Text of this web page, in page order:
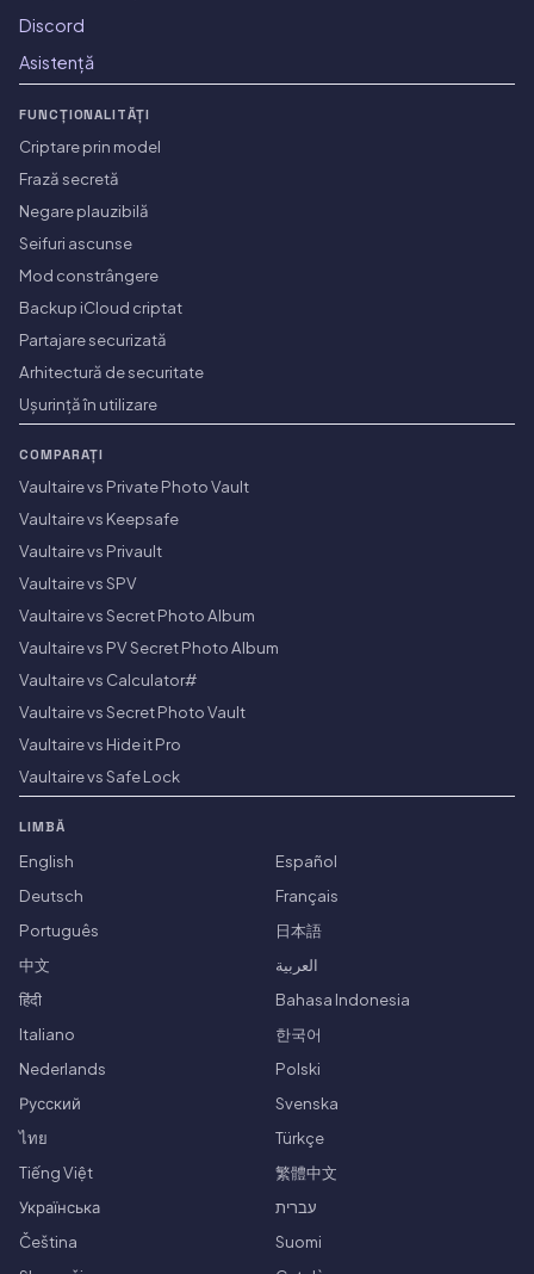
Discord
Asistență
FUNCȚIONALITĂȚI
Criptare prin model
Frază secretă
Negare plauzibilă
Seifuri ascunse
Mod constrângere
Backup iCloud criptat
Partajare securizată
Arhitectură de securitate
Ușurință în utilizare
COMPARAȚI
Vaultaire vs Private Photo Vault
Vaultaire vs Keepsafe
Vaultaire vs Privault
Vaultaire vs SPV
Vaultaire vs Secret Photo Album
Vaultaire vs PV Secret Photo Album
Vaultaire vs Calculator#
Vaultaire vs Secret Photo Vault
Vaultaire vs Hide it Pro
Vaultaire vs Safe Lock
LIMBĂ
English
Español
Deutsch
Français
Português
日本語
中文
العربية
हिंदी
Bahasa Indonesia
Italiano
한국어
Nederlands
Polski
Русский
Svenska
ไทย
Türkçe
Tiếng Việt
繁體中文
Українська
עברית
Čeština
Suomi